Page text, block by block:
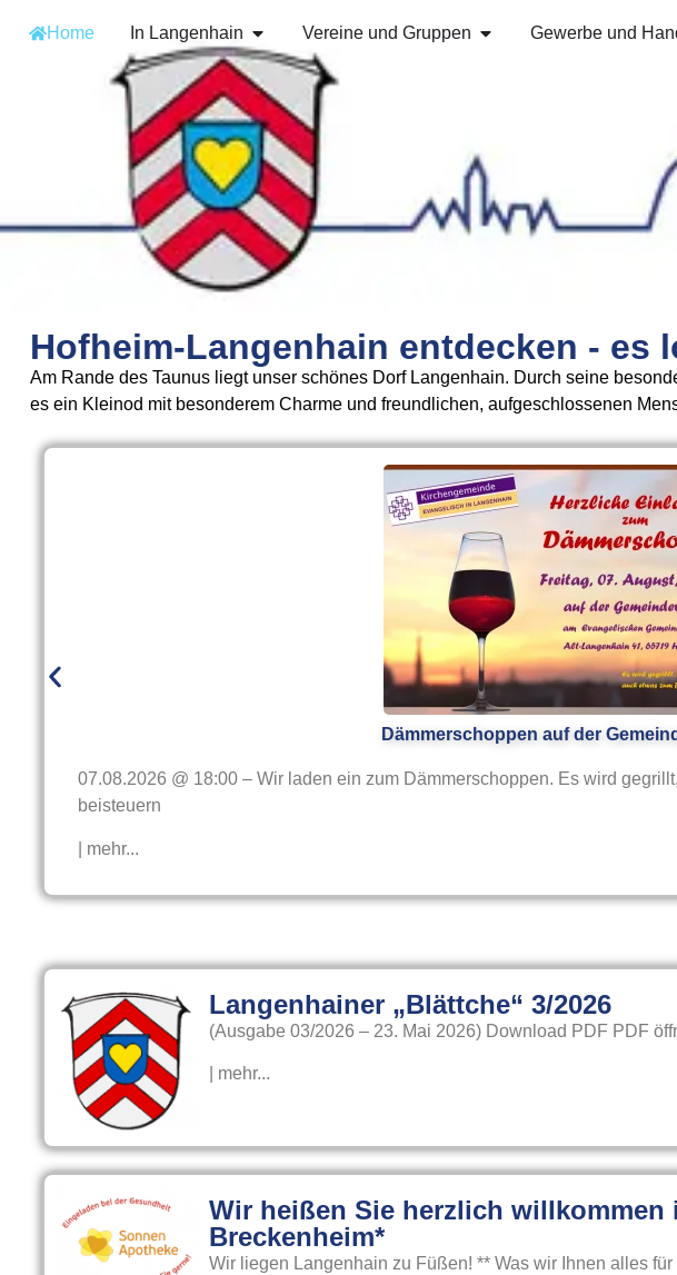
Home In Langenhain Vereine und Gruppen Gewerbe und
Hofheim-Langenhain entdecken - es
Am Rande des Taunus liegt unser schönes Dorf Langenhain. Durch seine
es ein Kleinod mit besonderem Charme und freundlichen, aufgeschlossenen
Dämmerschoppen auf der
07.08.2026 @ 18:00 – Wir laden ein zum Dämmerschoppen. Es wird
beisteuern
| mehr...
Langenhainer „Blättche“ 3/2026
(Ausgabe 03/2026 – 23. Mai 2026) Download PDF PDF
| mehr...
Wir heißen Sie herzlich willkommen
Breckenheim*
Wir liegen Langenhain zu Füßen! ** Was wir Ihnen alles